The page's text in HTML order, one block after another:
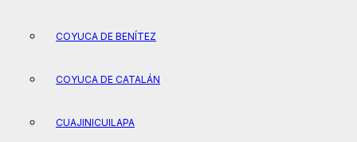
COYUCA DE BENÍTEZ
COYUCA DE CATALÁN
CUAJINICUILAPA